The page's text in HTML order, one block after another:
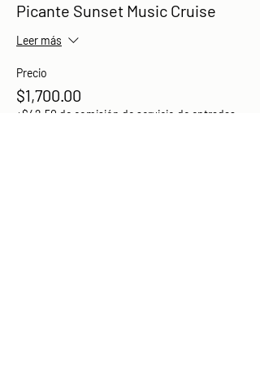
Picante Sunset Music Cruise
Leer más
Precio
$1,700.00
+$42.50 de comisión de servicio de entradas